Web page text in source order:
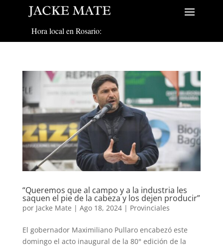
Hora local en Rosario:
“Queremos que al campo y a la industria les
saquen el pie de la cabeza y los dejen producir”
por Jacke Mate | Ago 18, 2024| Provinciales
El gobernador Maximiliano Pullaro encabezó este
domingo el acto inaugural de la 80° edición de la